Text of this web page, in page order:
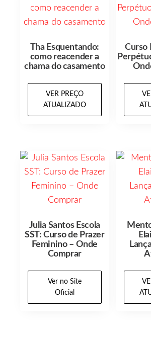
Tha Esquentando:
como reacender a
chama do casamento
VER PREÇO
ATUALIZADO
Curso
Julia Santos Escola
SST: Curso de Prazer
Feminino – Onde
Comprar
Ver no Site
Oficial